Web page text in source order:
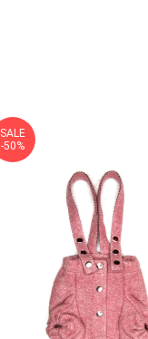
SALE
-50%